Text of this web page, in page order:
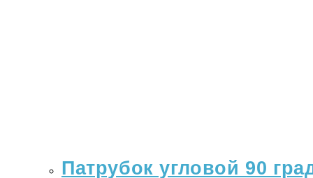
Патрубок угловой 90